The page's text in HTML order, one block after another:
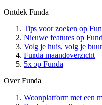
Ontdek Funda
Tips voor zoeken op
Nieuwe features op
Volg je huis, volg je
Funda maandoverzicht
5x op Funda
Over Funda
Woonplatform met een